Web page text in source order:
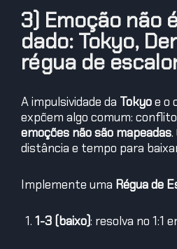
3) Emoção não
dado: Tokyo,
régua de
A impulsividade da Tokyoe o
expõem algo comum:
emoções não são mapeadas
distância e tempo para
Implemente uma Régua de
1-3 (baixo): resolva no 1:1